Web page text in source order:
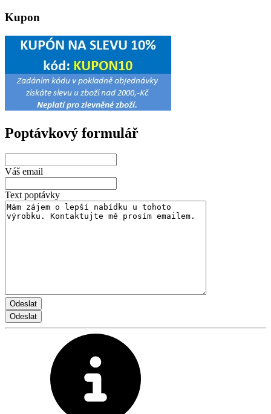
Kupon
Poptávkový formulář
Váš email
Text poptávky